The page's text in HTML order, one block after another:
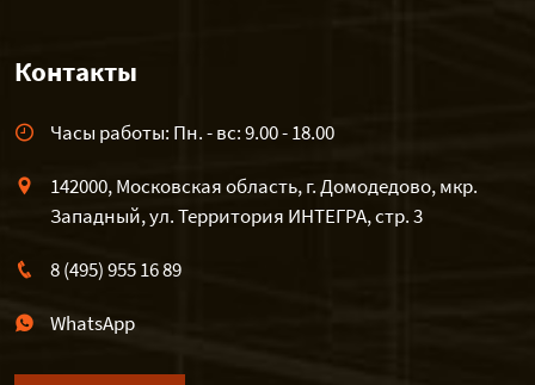
Контакты
Часы работы: Пн. - вс: 9.00 - 18.00
142000, Московская область, г. Домодедово, мкр.
Западный, ул. Территория ИНТЕГРА, стр. 3
8 (495) 955 16 89
WhatsApp